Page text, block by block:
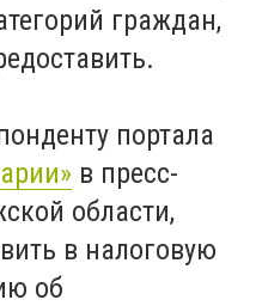
граждан,
портала
в пресс-
области,
в налоговую
об